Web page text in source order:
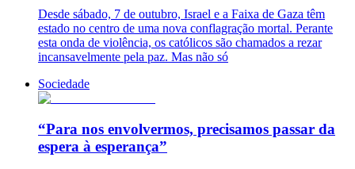
Desde sábado, 7 de outubro, Israel e a Faixa de Gaza têm
estado no centro de uma nova conflagração mortal. Perante
esta onda de violência, os católicos são chamados a rezar
incansavelmente pela paz. Mas não só
Sociedade
“Para nos envolvermos, precisamos passar da
espera à esperança”